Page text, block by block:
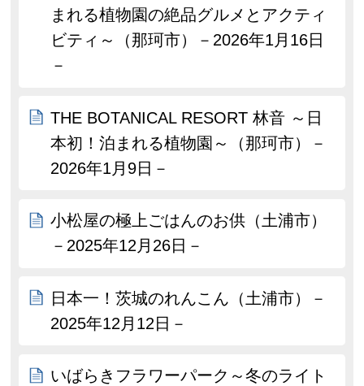
まれる植物園の絶品グルメとアクティ
ビティ～（那珂市）－2026年1月16日
－
THE BOTANICAL RESORT 林音 ～日
本初！泊まれる植物園～（那珂市）－
2026年1月9日－
小松屋の極上ごはんのお供（土浦市）
－2025年12月26日－
日本一！茨城のれんこん（土浦市）－
2025年12月12日－
いばらきフラワーパーク～冬のライト